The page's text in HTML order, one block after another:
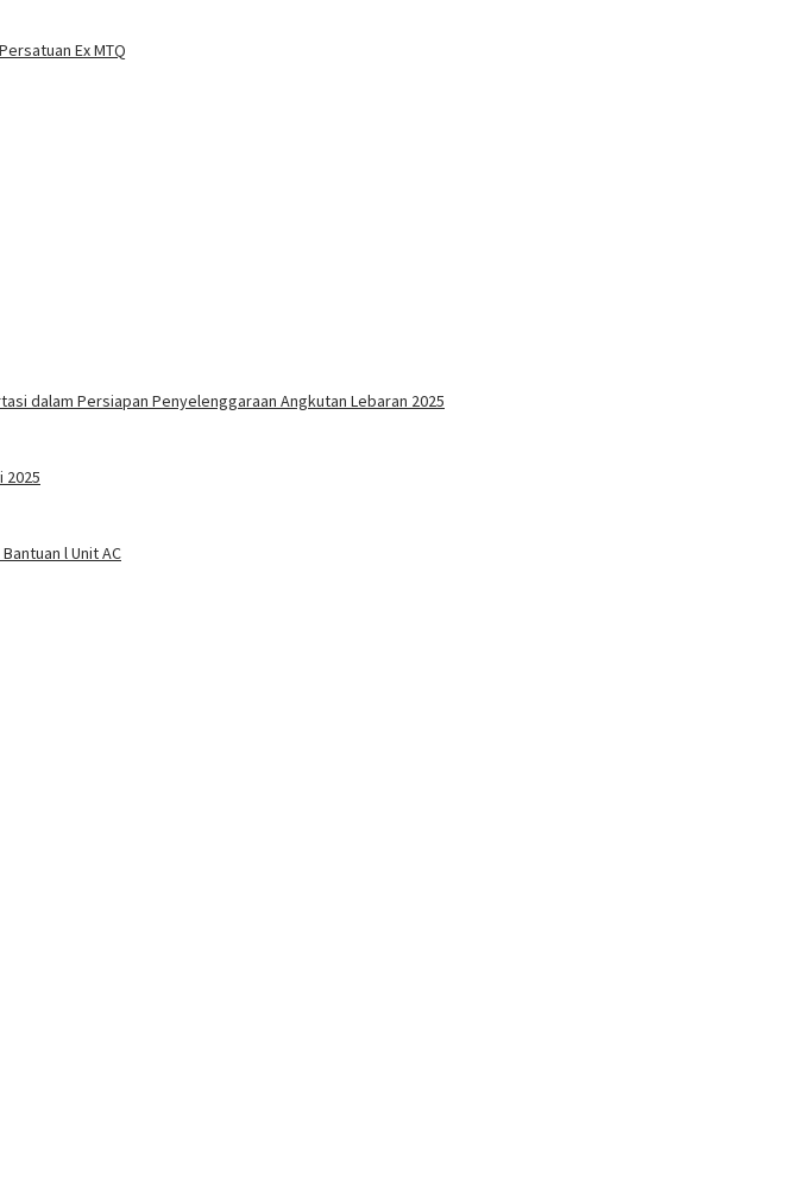
Ex MTQ
dalam Persiapan Penyelenggaraan Angkutan Lebaran 2025
2025
l Unit AC